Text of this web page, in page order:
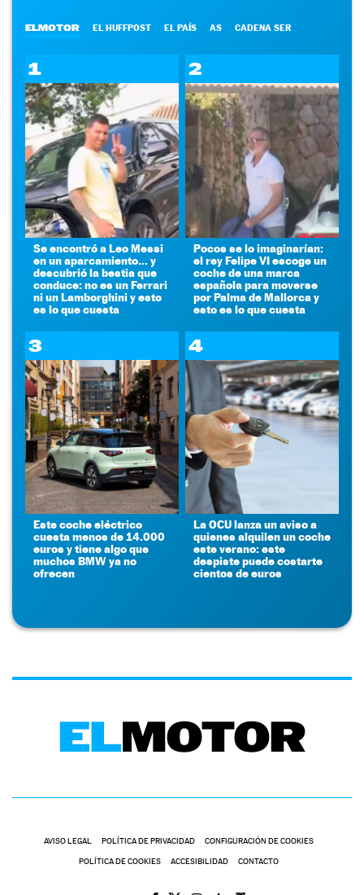
ELMOTOR EL HUFFPOST EL PAÍS AS CADENA SER
1
Se encontró a Leo Messi
en un aparcamiento... y
descubrió la bestia que
conduce: no es un Ferrari
ni un Lamborghini y esto
es lo que cuesta
2
Pocos se lo imaginarían:
el rey Felipe VI escoge un
coche de una marca
española para moverse
por Palma de Mallorca y
esto es lo que cuesta
3
Este coche eléctrico
cuesta menos de 14.000
euros y tiene algo que
muchos BMW ya no
ofrecen
4
La OCU lanza un aviso a
quienes alquilen un coche
este verano: este
despiste puede costarte
cientos de euros
AVISO LEGAL POLÍTICA DE PRIVACIDAD CONFIGURACIÓN DE COOKIES
POLÍTICA DE COOKIES ACCESIBILIDAD CONTACTO